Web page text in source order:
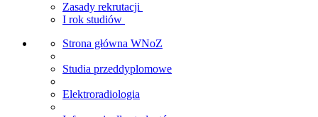
Zasady rekrutacji
I rok studiów
Strona główna WNoZ
Studia przeddyplomowe
Elektroradiologia